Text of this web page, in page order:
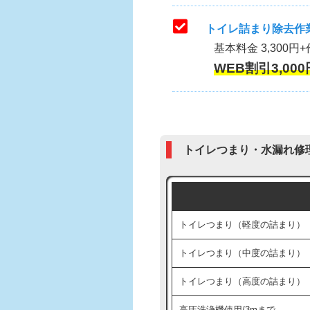
トイレ詰まり除去
基本料金 3,300円+
WEB割引
トイレつまり・水漏れ
トイレつまり（軽度の詰まり）
トイレつまり（中度の詰まり）
トイレつまり（高度の詰まり）